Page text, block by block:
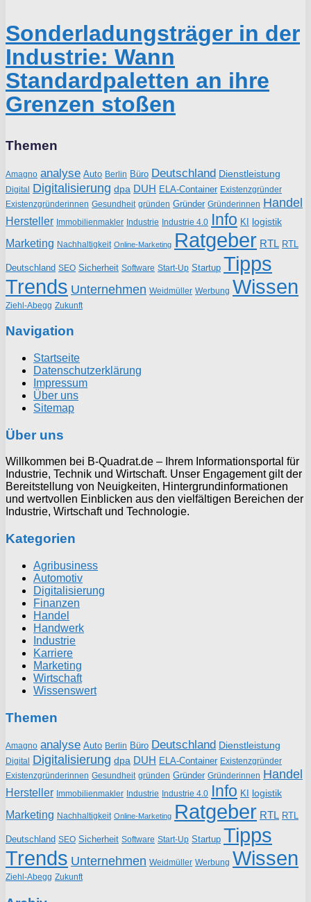
Sonderladungsträger in der
Industrie: Wann
Standardpaletten an ihre
Grenzen stoßen
Themen
Amagno analyse Auto Berlin Büro Deutschland Dienstleistung
Digital Digitalisierung dpa DUH ELA-Container Existenzgründer
Existenzgründerinnen Gesundheit gründen Gründer Gründerinnen Handel
Hersteller Immobilienmakler Industrie Industrie 4.0 Info KI logistik
Marketing Nachhaltigkeit Online-Marketing Ratgeber RTL RTL
Deutschland SEO Sicherheit Software Start-Up Startup Tipps
Trends Unternehmen Weidmüller Werbung Wissen
Ziehl-Abegg Zukunft
Navigation
Startseite
Datenschutzerklärung
Impressum
Über uns
Sitemap
Über uns
Willkommen bei B-Quadrat.de – Ihrem Informationsportal für
Industrie, Technik und Wirtschaft. Unser Engagement gilt der
Bereitstellung von Neuigkeiten, Hintergrundinformationen
und wertvollen Einblicken aus den vielfältigen Bereichen der
Industrie, Wirtschaft und Technologie.
Kategorien
Agribusiness
Automotiv
Digitalisierung
Finanzen
Handel
Handwerk
Industrie
Karriere
Marketing
Wirtschaft
Wissenswert
Themen
Amagno analyse Auto Berlin Büro Deutschland Dienstleistung
Digital Digitalisierung dpa DUH ELA-Container Existenzgründer
Existenzgründerinnen Gesundheit gründen Gründer Gründerinnen Handel
Hersteller Immobilienmakler Industrie Industrie 4.0 Info KI logistik
Marketing Nachhaltigkeit Online-Marketing Ratgeber RTL RTL
Deutschland SEO Sicherheit Software Start-Up Startup Tipps
Trends Unternehmen Weidmüller Werbung Wissen
Ziehl-Abegg Zukunft